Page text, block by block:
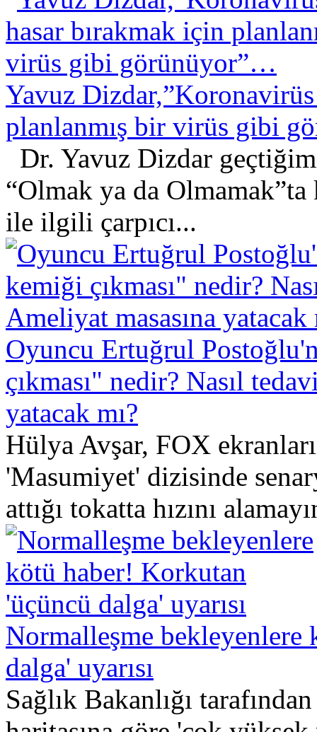
Yavuz
planlanmış bir virüs gibi
Dr. Yavuz Dizdar
“Olmak ya da
ile ilgili çarpıcı...
Oyuncu Ertuğrul
çıkması" nedir? Nasıl
yatacak mı?
Hülya Avşar, FOX
'Masumiyet' dizisinde
attığı tokatta hızını
Normalleşme
dalga' uyarısı
Sağlık Bakanlığı